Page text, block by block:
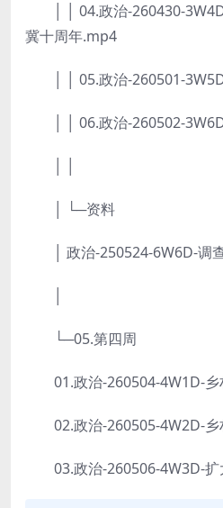
│ │ 04.政治-260430-
冀十周年.mp4
│ │ 05.政治-260501-
│ │ 06.政治-260502-
│ └─资料
│ 政治-250524-6W6D-调
└─05.第四周
01.政治-260504-4W1D-乡
02.政治-260505-4W2D-乡
03.政治-260506-4W3D-扩